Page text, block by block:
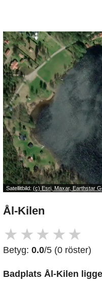
Satellitbild: (c) Esri, Maxar, Earthstar
Ål-Kilen
★ ★ ★ ★ ★
Betyg: 0.0/5 (0 röster)
Badplats Ål-Kilen